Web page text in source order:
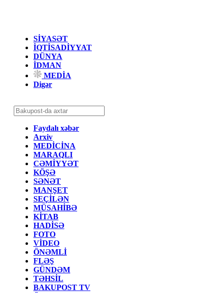
SİYASƏT
İQTİSADİYYAT
DÜNYA
İDMAN
MEDİA
Digər
Faydalı xəbər
Arxiv
MEDİCİNA
MARAQLI
CƏMİYYƏT
KÖŞƏ
SƏNƏT
MANŞET
SEÇİLƏN
MÜSAHİBƏ
KİTAB
HADİSƏ
FOTO
VİDEO
ÖNƏMLİ
FLƏŞ
GÜNDƏM
TƏHSİL
BAKUPOST TV